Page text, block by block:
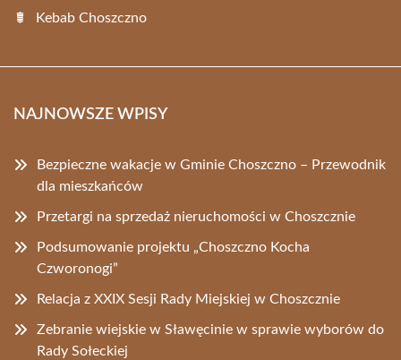
Kebab Choszczno
NAJNOWSZE WPISY
Bezpieczne wakacje w Gminie Choszczno – Przewodnik
dla mieszkańców
Przetargi na sprzedaż nieruchomości w Choszcznie
Podsumowanie projektu „Choszczno Kocha
Czworonogi”
Relacja z XXIX Sesji Rady Miejskiej w Choszcznie
Zebranie wiejskie w Sławęcinie w sprawie wyborów do
Rady Sołeckiej